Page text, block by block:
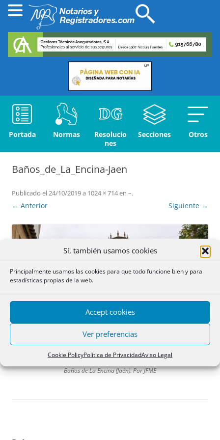
Sí, también usamos cookies
Principalmente usamos las cookies para que todo funcione bien y para
estadísticas propias de la web.
Accept cookies
Ver preferencias
Cookie PolicyPolítica de PrivacidadAviso Legal
Portada Normas
Resolucio
nes
Secciones Otros
Baños_de_La_Encina-Jaen
Publicado el24/10/2019a 1024 × 714en –.
← Anterior Siguiente →
Baños de La Encina (Jaén). Por JFME